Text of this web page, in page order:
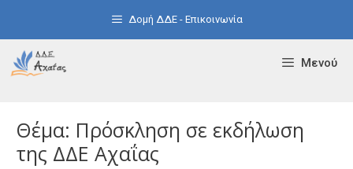
Δομή ΔΔΕ - Επικοινωνία
Μενού
Θέμα: Πρόσκληση σε εκδήλωση
της ΔΔΕ Αχαΐας